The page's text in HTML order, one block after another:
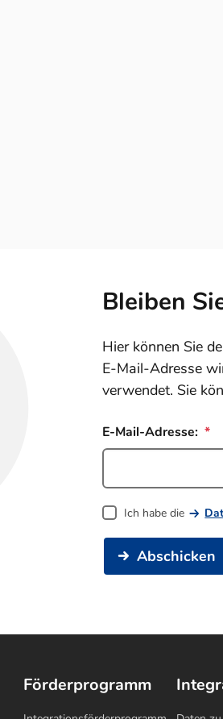
Bleiben
Hier können Sie
E-Mail-Adresse
verwendet. Sie
E-Mail-Adresse:
Ich habe die
Abschicken
Förderprogramm